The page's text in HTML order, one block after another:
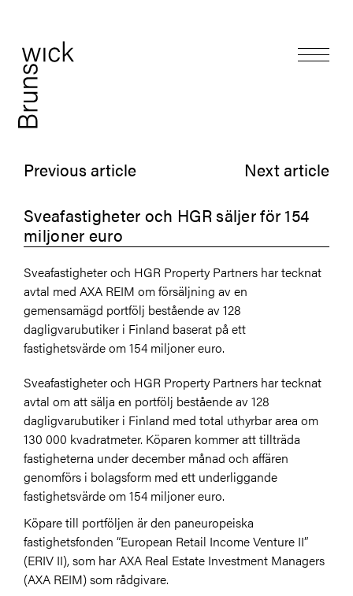
Previous article
Next article
Sveafastigheter och HGR säljer för 154
miljoner euro
Sveafastigheter och HGR Property Partners har tecknat
avtal med AXA REIM om försäljning av en
gemensamägd portfölj bestående av 128
dagligvarubutiker i Finland baserat på ett
fastighetsvärde om 154 miljoner euro.
Sveafastigheter och HGR Property Partners har tecknat
avtal om att sälja en portfölj bestående av 128
dagligvarubutiker i Finland med total uthyrbar area om
130 000 kvadratmeter. Köparen kommer att tillträda
fastigheterna under december månad och affären
genomförs i bolagsform med ett underliggande
fastighetsvärde om 154 miljoner euro.
Köpare till portföljen är den paneuropeiska
fastighetsfonden “European Retail Income Venture II”
(ERIV II), som har AXA Real Estate Investment Managers
(AXA REIM) som rådgivare.